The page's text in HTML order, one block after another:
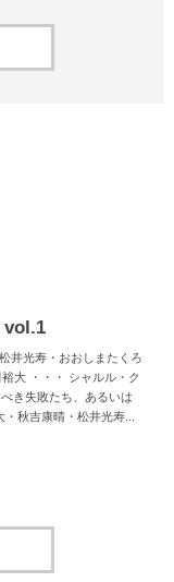
vol.1
井光寿・おおしまたくろ
大 ・・・ シャルル・ク
き失敗たち、あるいは
ダー」の欠片を拾う 福田裕大・秋吉康晴・松井光寿...